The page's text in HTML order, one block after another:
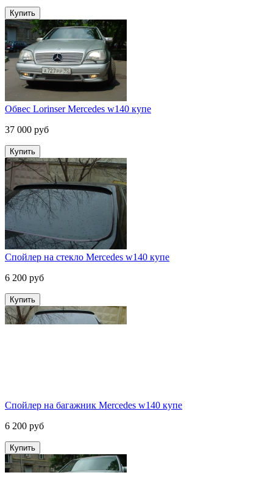
Обвес Lorinser Mercedes w140 купе
37 000 руб
Спойлер на стекло Mercedes w140 купе
6 200 руб
Спойлер на багажник Mercedes w140 купе
6 200 руб